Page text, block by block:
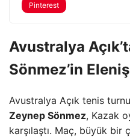
Pinterest
Avustralya
Sönmez’in
Avustralya Açık tenis
Zeynep Sönmez, Kazak
karşılaştı. Maç, büyük bir